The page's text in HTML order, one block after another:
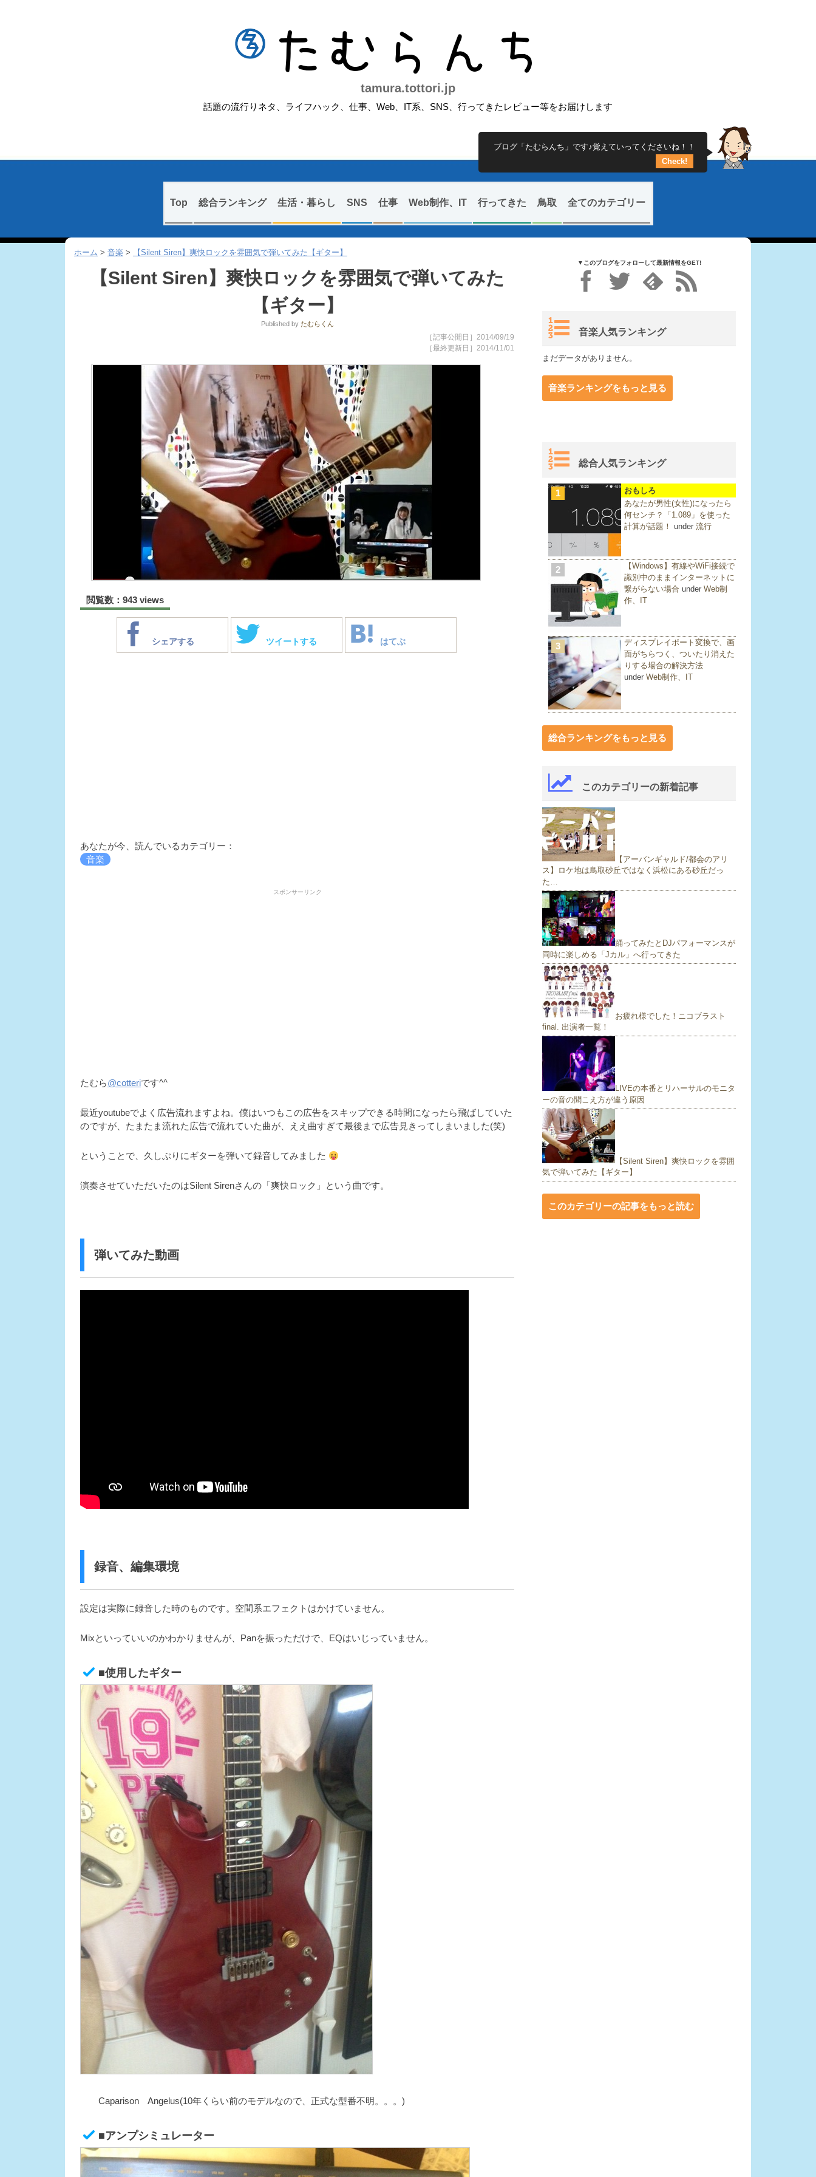
たむらんち
tamura.tottori.jp
話題の流行りネタ、ライフハック、仕事、Web、IT系、SNS、行ってきたレビュー等をお届けします
ブログ「たむらんち」です♪覚えていってくださいね！！
Check!
Skip
Top 総合ランキング 生活・暮らし SNS 仕事 Web制作、IT 行ってきた 鳥取 全てのカテゴリー
ホーム > 音楽 > 【Silent Siren】爽快ロックを雰囲気で弾いてみた【ギター】
【Silent Siren】爽快ロックを雰囲気で弾いてみた
【ギター】
Published by たむらくん
［記事公開日］2014/09/19
［最終更新日］2014/11/01
閲覧数：943 views
シェアする ツイートする はてぶ
あなたが今、読んでいるカテゴリー：
音楽
スポンサーリンク
たむら@cotteriです^^
最近youtubeでよく広告流れますよね。僕はいつもこの広告をスキップできる時間になったら飛ばしていた
のですが、たまたま流れた広告で流れていた曲が、ええ曲すぎて最後まで広告見きってしまいました(笑)
ということで、久しぶりにギターを弾いて録音してみました
演奏させていただいたのはSilent Sirenさんの「爽快ロック」という曲です。
弾いてみた動画
録音、編集環境
設定は実際に録音した時のものです。空間系エフェクトはかけていません。
Mixといっていいのかわかりませんが、Panを振っただけで、EQはいじっていません。
■使用したギター
Caparison Angelus(10年くらい前のモデルなので、正式な型番不明。。。)
■アンプシミュレーター
▼このブログをフォローして最新情報をGET!
音楽人気ランキング
まだデータがありません。
音楽ランキングをもっと見る
総合人気ランキング
1
おもしろ
あなたが男性(女性)になったら
何センチ？「1.089」を使った
計算が話題！ under 流行
2
【Windows】有線やWiFi接続で
識別中のままインターネットに
繋がらない場合 under Web制
作、IT
3
ディスプレイポート変換で、画
面がちらつく、ついたり消えた
りする場合の解決方法
under Web制作、IT
総合ランキングをもっと見る
このカテゴリーの新着記事
【アーバンギャルド/都会のアリ
ス】ロケ地は鳥取砂丘ではなく浜松にある砂丘だっ
た…
踊ってみたとDJパフォーマンスが
同時に楽しめる「Jカル」へ行ってきた
お疲れ様でした！ニコブラスト
final. 出演者一覧！
LIVEの本番とリハーサルのモニタ
ーの音の聞こえ方が違う原因
【Silent Siren】爽快ロックを雰囲
気で弾いてみた【ギター】
このカテゴリーの記事をもっと読む